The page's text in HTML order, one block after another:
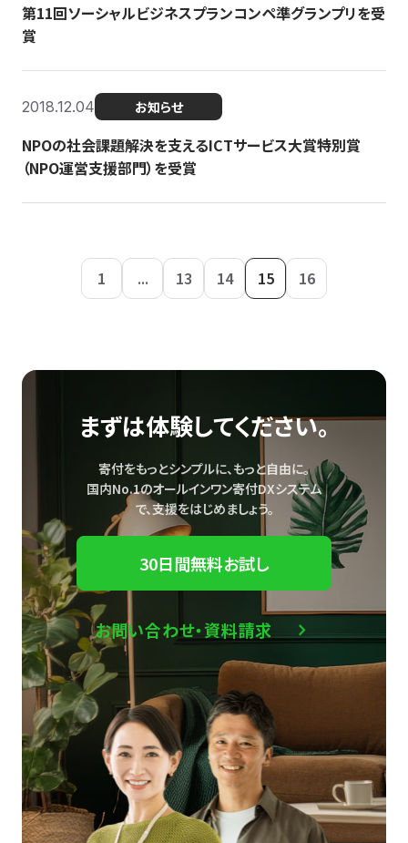
第11回ソーシャルビジネスプランコンペ準グランプリを受
賞
2018.12.04 お知らせ
NPOの社会課題解決を支えるICTサービス大賞特別賞
（NPO運営支援部門）を受賞
1 ... 13 14 15 16
まずは体験してください。
寄付をもっとシンプルに、もっと自由に。
国内No.1のオールインワン寄付DXシステム
で、支援をはじめましょう。
30日間無料お試し
お問い合わせ・資料請求